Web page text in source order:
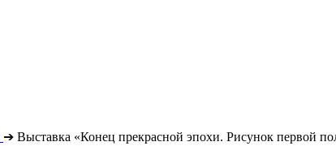
➔ Выставка «Конец прекрасной эпохи. Рисунок первой